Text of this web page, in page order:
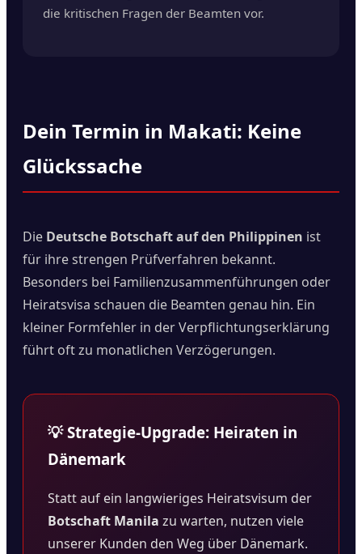
die kritischen Fragen der Beamten vor.
Dein Termin in Makati: Keine
Glückssache
Die Deutsche Botschaft auf den Philippinen ist
für ihre strengen Prüfverfahren bekannt.
Besonders bei Familienzusammenführungen oder
Heiratsvisa schauen die Beamten genau hin. Ein
kleiner Formfehler in der Verpflichtungserklärung
führt oft zu monatlichen Verzögerungen.
💡 Strategie-Upgrade: Heiraten in
Dänemark
Statt auf ein langwieriges Heiratsvisum der
Botschaft Manila zu warten, nutzen viele
unserer Kunden den Weg über Dänemark.